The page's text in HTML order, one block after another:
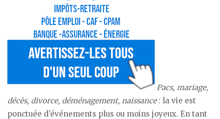
Pacs, mariage,
décès, divorce, déménagement, naissance: la vie est
ponctuée d’événements plus ou moins joyeux. En tant